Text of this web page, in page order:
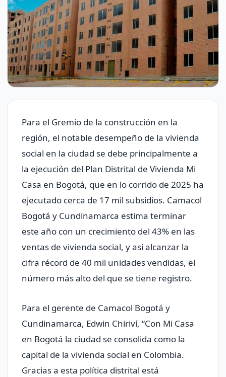
Para el Gremio de la construcción en la
región, el notable desempeño de la vivienda
social en la ciudad se debe principalmente a
la ejecución del Plan Distrital de Vivienda Mi
Casa en Bogotá, que en lo corrido de 2025 ha
ejecutado cerca de 17 mil subsidios. Camacol
Bogotá y Cundinamarca estima terminar
este año con un crecimiento del 43% en las
ventas de vivienda social, y así alcanzar la
cifra récord de 40 mil unidades vendidas, el
número más alto del que se tiene registro.
Para el gerente de Camacol Bogotá y
Cundinamarca, Edwin Chiriví, “Con Mi Casa
en Bogotá la ciudad se consolida como la
capital de la vivienda social en Colombia.
Gracias a esta política distrital está